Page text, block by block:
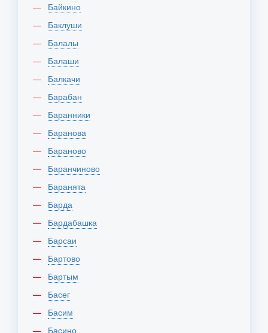
Байкино
Баклуши
Балалы
Балаши
Балкачи
Барабан
Баранники
Баранова
Бараново
Баранчиново
Баранята
Барда
Бардабашка
Барсаи
Бартово
Бартым
Басег
Басим
Басино